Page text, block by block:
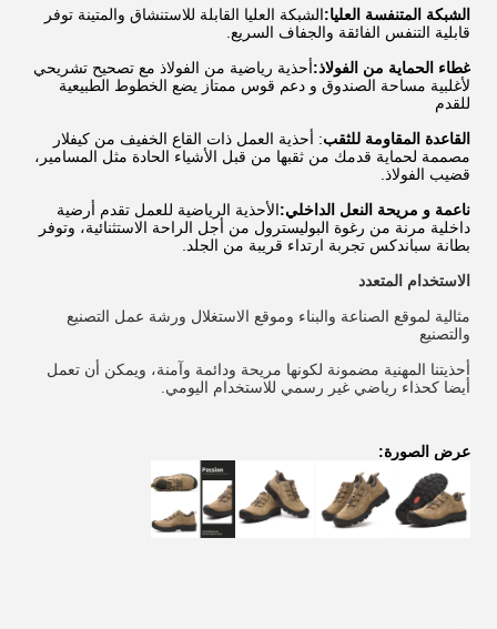
الشبكة المتنفسة العليا:الشبكة العليا القابلة للاستنشاق والمتينة توفر
قابلية التنفس الفائقة والجفاف السريع.
غطاء الحماية من الفولاذ:أحذية رياضية من الفولاذ مع تصحيح تشريحي
لأغلبية مساحة الصندوق و دعم قوس ممتاز يضع الخطوط الطبيعية
للقدم
القاعدة المقاومة للثقب: أحذية العمل ذات القاع الخفيف من كيفلار
مصممة لحماية قدمك من ثقبها من قبل الأشياء الحادة مثل المسامير،
قضيب الفولاذ.
ناعمة و مريحة النعل الداخلي:الأحذية الرياضية للعمل تقدم أرضية
داخلية مرنة من رغوة البوليسترول من أجل الراحة الاستثنائية، وتوفر
بطانة سباندكس تجربة ارتداء قريبة من الجلد.
الاستخدام المتعدد
مثالية لموقع الصناعة والبناء وموقع الاستغلال ورشة عمل التصنيع
والتصنيع
أحذيتنا المهنية مضمونة لكونها مريحة ودائمة وآمنة، ويمكن أن تعمل
أيضا كحذاء رياضي غير رسمي للاستخدام اليومي.
عرض الصورة: